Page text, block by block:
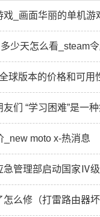
戏_画面华丽的单机游
少天怎么看_steam
球版本的价格和可用
们 “学习困难”是一
_new moto x-热消息
急管理部启动国家Ⅳ
怎么修（打雷路由器